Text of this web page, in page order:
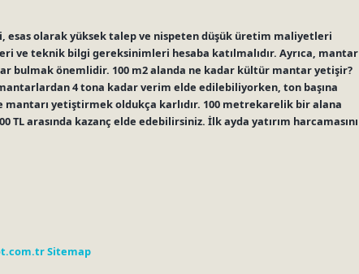
esas olarak yüksek talep ve nispeten düşük üretim maliyetleri
ve teknik bilgi gereksinimleri hesaba katılmalıdır. Ayrıca, mantar
bulmak önemlidir. 100 m2 alanda ne kadar kültür mantar yetişir?
4 tona kadar verim elde edilebiliyorken, ton başına
yetiştirmek oldukça karlıdır. 100 metrekarelik bir alana
TL arasında kazanç elde edebilirsiniz. İlk ayda yatırım harcamasını
Sitemap